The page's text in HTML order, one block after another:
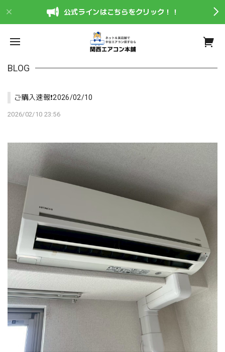
公式ラインはこちらをクリック！！
BLOG
ご購入速報❗️2026/02/10
2026/02/10 23:56